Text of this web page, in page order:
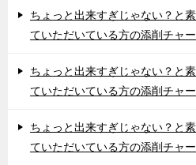
ちょっと出来すぎじゃない？と
ていただいている方の添削チャー
ちょっと出来すぎじゃない？と
ていただいている方の添削チャー
ちょっと出来すぎじゃない？と
ていただいている方の添削チャー